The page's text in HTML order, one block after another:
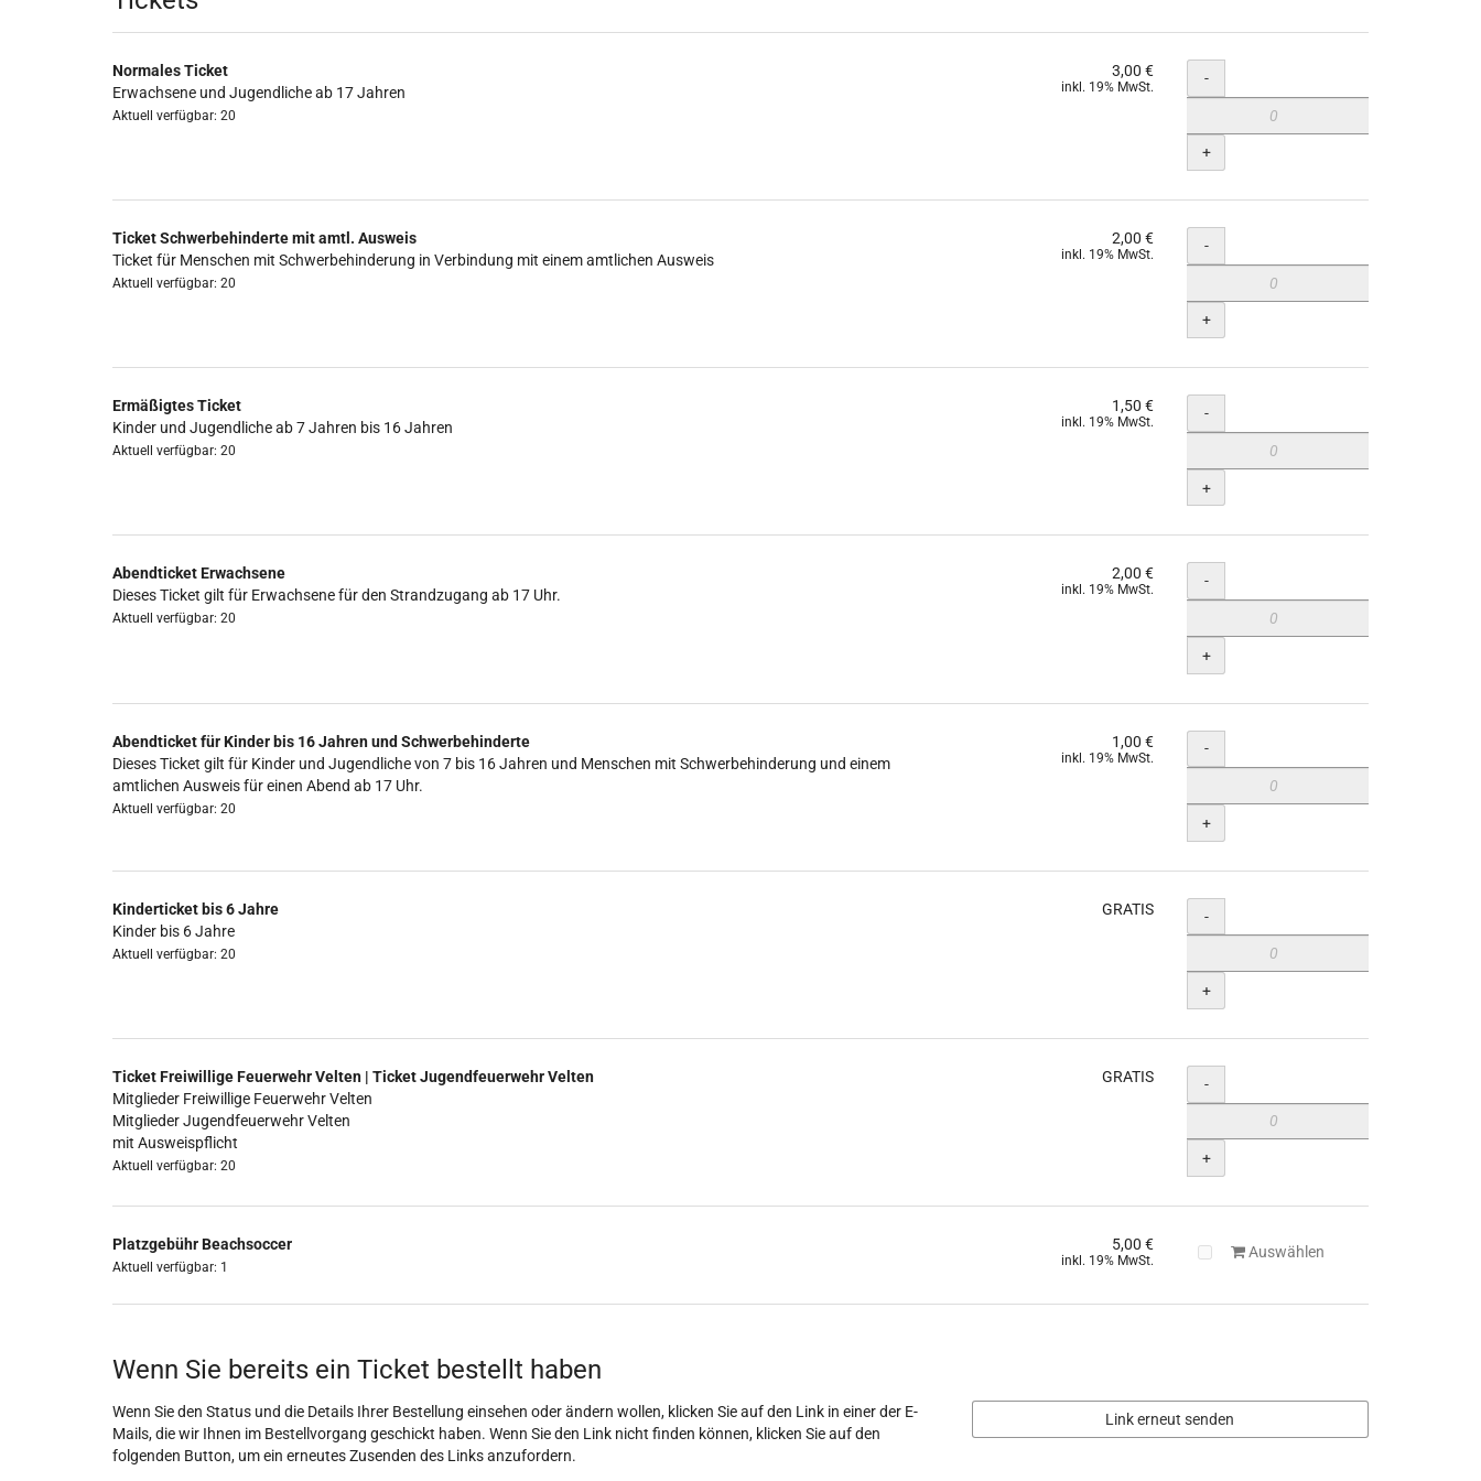
Normales Ticket
Erwachsene und Jugendliche ab 17 Jahren
Aktuell verfügbar: 20
3,00 €
inkl. 19% MwSt. Menge
-
+
Ticket Schwerbehinderte mit amtl. Ausweis
Ticket für Menschen mit Schwerbehinderung in Verbindung mit einem amtlichen Ausweis
Aktuell verfügbar: 20
2,00 €
inkl. 19% MwSt. Menge
-
+
Ermäßigtes Ticket
Kinder und Jugendliche ab 7 Jahren bis 16 Jahren
Aktuell verfügbar: 20
1,50 €
inkl. 19% MwSt. Menge
-
+
Abendticket Erwachsene
Dieses Ticket gilt für Erwachsene für den Strandzugang ab 17 Uhr.
Aktuell verfügbar: 20
2,00 €
inkl. 19% MwSt. Menge
-
+
Abendticket für Kinder bis 16 Jahren und Schwerbehinderte
Dieses Ticket gilt für Kinder und Jugendliche von 7 bis 16 Jahren und Menschen mit Schwerbehinderung und einem
amtlichen Ausweis für einen Abend ab 17 Uhr.
Aktuell verfügbar: 20
1,00 €
inkl. 19% MwSt. Menge
-
+
Kinderticket bis 6 Jahre
Kinder bis 6 Jahre
Aktuell verfügbar: 20
GRATIS Menge
-
+
Ticket Freiwillige Feuerwehr Velten | Ticket Jugendfeuerwehr Velten
Mitglieder Freiwillige Feuerwehr Velten
Mitglieder Jugendfeuerwehr Velten
mit Ausweispflicht
Aktuell verfügbar: 20
GRATIS Menge
-
+
Platzgebühr Beachsoccer
Aktuell verfügbar: 1
5,00 €
inkl. 19% MwSt.
Auswählen
Wenn Sie bereits ein Ticket bestellt haben
Wenn Sie den Status und die Details Ihrer Bestellung einsehen oder ändern wollen, klicken Sie auf den Link in einer der E-
Mails, die wir Ihnen im Bestellvorgang geschickt haben. Wenn Sie den Link nicht finden können, klicken Sie auf den
folgenden Button, um ein erneutes Zusenden des Links anzufordern.
Link erneut senden